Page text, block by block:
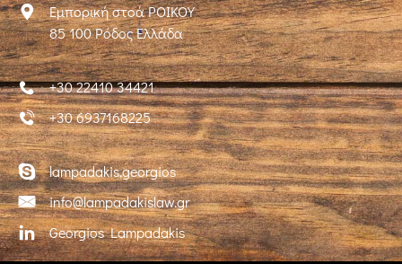
Εμπορική στοά ΡΟΙΚΟΥ
85 100 Ρόδος Ελλάδα
+30 22410 34421
+30 6937168225
lampadakis,georgios
info@lampadakislaw.gr
Georgios Lampadakis